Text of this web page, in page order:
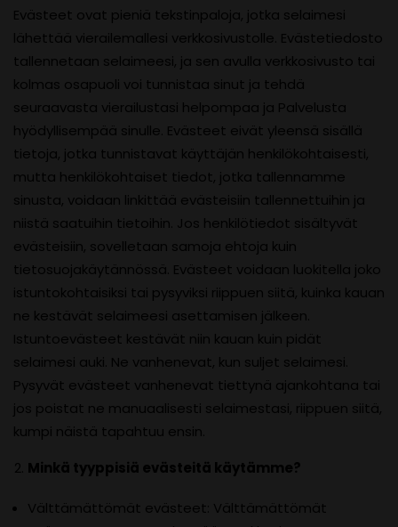
Evästeet ovat pieniä tekstinpaloja, jotka selaimesi
lähettää vierailemallesi verkkosivustolle. Evästetiedosto
tallennetaan selaimeesi, ja sen avulla verkkosivusto tai
kolmas osapuoli voi tunnistaa sinut ja tehdä
seuraavasta vierailustasi helpompaa ja Palvelusta
hyödyllisempää sinulle. Evästeet eivät yleensä sisällä
tietoja, jotka tunnistavat käyttäjän henkilökohtaisesti,
mutta henkilökohtaiset tiedot, jotka tallennamme
sinusta, voidaan linkittää evästeisiin tallennettuihin ja
niistä saatuihin tietoihin. Jos henkilötiedot sisältyvät
evästeisiin, sovelletaan samoja ehtoja kuin
tietosuojakäytännössä. Evästeet voidaan luokitella joko
istuntokohtaisiksi tai pysyviksi riippuen siitä, kuinka kauan
ne kestävät selaimeesi asettamisen jälkeen.
Istuntoevästeet kestävät niin kauan kuin pidät
selaimesi auki. Ne vanhenevat, kun suljet selaimesi.
Pysyvät evästeet vanhenevat tiettynä ajankohtana tai
jos poistat ne manuaalisesti selaimestasi, riippuen siitä,
kumpi näistä tapahtuu ensin.
Minkä tyyppisiä evästeitä käytämme?
Välttämättömät evästeet: Välttämättömät